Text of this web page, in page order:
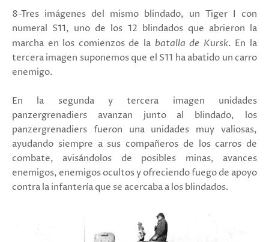
8-Tres imágenes del mismo blindado, un Tiger I con
numeral S11, uno de los 12 blindados que abrieron la
marcha en los comienzos de la batalla de Kursk. En la
tercera imagen suponemos que el S11 ha abatido un carro
enemigo.
En la segunda y tercera imagen unidades
panzergrenadiers avanzan junto al blindado, los
panzergrenadiers fueron una unidades muy valiosas,
ayudando siempre a sus compañeros de los carros de
combate, avisándolos de posibles minas, avances
enemigos, enemigos ocultos y ofreciendo fuego de apoyo
contra la infantería que se acercaba a los blindados.